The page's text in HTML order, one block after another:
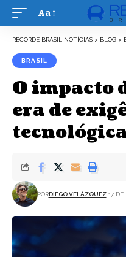
Font
Aa
RECORDE BRASIL NOTÍCIAS > BLOG >
BRASIL
O impacto
era de
PORDIEGO VELÁZQUEZ 17 DE